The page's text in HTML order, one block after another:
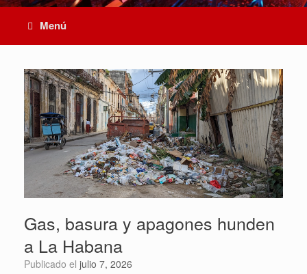
Menú
Gas, basura y apagones hunden
a La Habana
Publicado el julio 7, 2026